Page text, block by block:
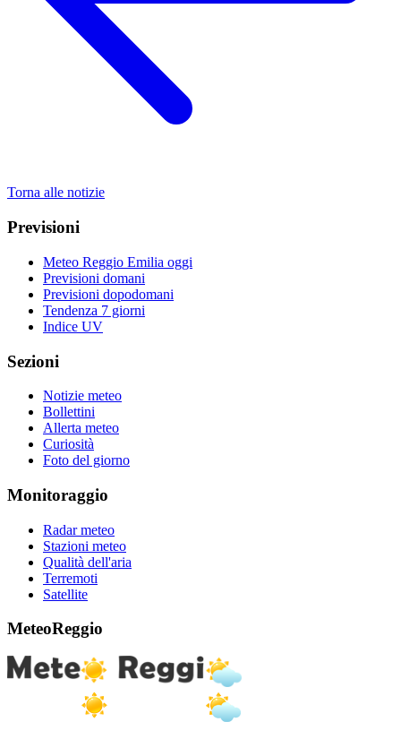
Torna alle notizie
Previsioni
Meteo Reggio Emilia oggi
Previsioni domani
Previsioni dopodomani
Tendenza 7 giorni
Indice UV
Sezioni
Notizie meteo
Bollettini
Allerta meteo
Curiosità
Foto del giorno
Monitoraggio
Radar meteo
Stazioni meteo
Qualità dell'aria
Terremoti
Satellite
MeteoReggio